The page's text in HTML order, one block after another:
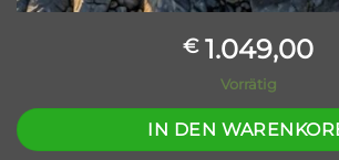
€1.049,00
Vorrätig
IN DEN